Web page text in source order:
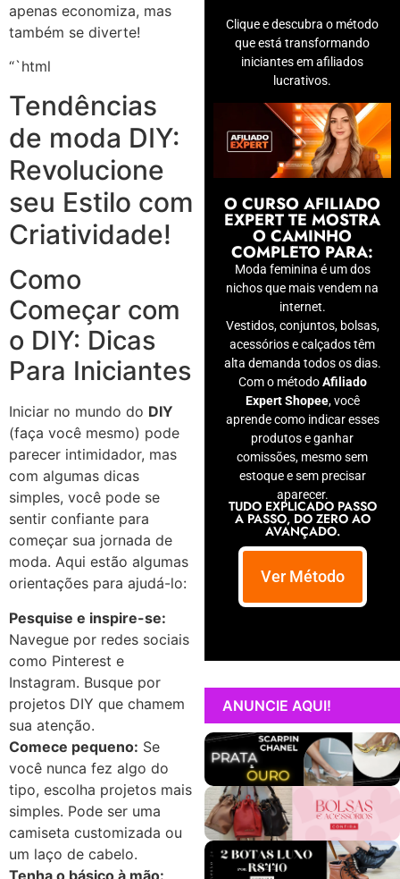
apenas economiza, mas
também se diverte!
“`html
Tendências
de moda DIY:
Revolucione
seu Estilo com
Criatividade!
Como
Começar com
o DIY: Dicas
Para Iniciantes
Iniciar no mundo do DIY
(faça você mesmo) pode
parecer intimidador, mas
com algumas dicas
simples, você pode se
sentir confiante para
começar sua jornada de
moda. Aqui estão algumas
orientações para ajudá-lo:
Pesquise e inspire-se:
Navegue por redes sociais
como Pinterest e
Instagram. Busque por
projetos DIY que chamem
sua atenção.
Comece pequeno: Se
você nunca fez algo do
tipo, escolha projetos mais
simples. Pode ser uma
camiseta customizada ou
um laço de cabelo.
Tenha o básico à mão:
Clique e descubra o método
que está transformando
iniciantes em afiliados
lucrativos.
O CURSO AFILIADO
EXPERT TE MOSTRA
O CAMINHO
COMPLETO PARA:
Moda feminina é um dos
nichos que mais vendem na
internet.
Vestidos, conjuntos, bolsas,
acessórios e calçados têm
alta demanda todos os dias.
Com o métodoAfiliado
Expert Shopee, você
aprende como indicar esses
produtos e ganhar
comissões, mesmo sem
estoque e sem precisar
aparecer.
TUDO EXPLICADO PASSO
A PASSO, DO ZERO AO
AVANÇADO.
Ver Método
ANUNCIE AQUI!